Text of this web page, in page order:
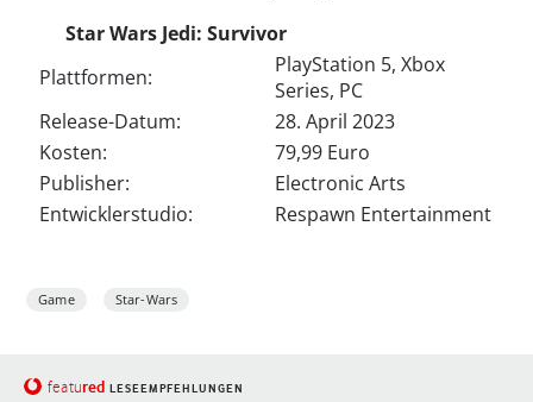
Star Wars Jedi: Survivor
Plattformen:
PlayStation 5, Xbox
Series, PC
Release-Datum:
28. April 2023
Kosten:
79,99 Euro
Publisher:
Electronic Arts
Entwicklerstudio:
Respawn Entertainment
Game Star-Wars
featured LESEEMPFEHLUNGEN